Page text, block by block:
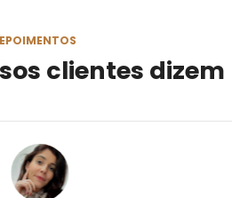
clientes dizem